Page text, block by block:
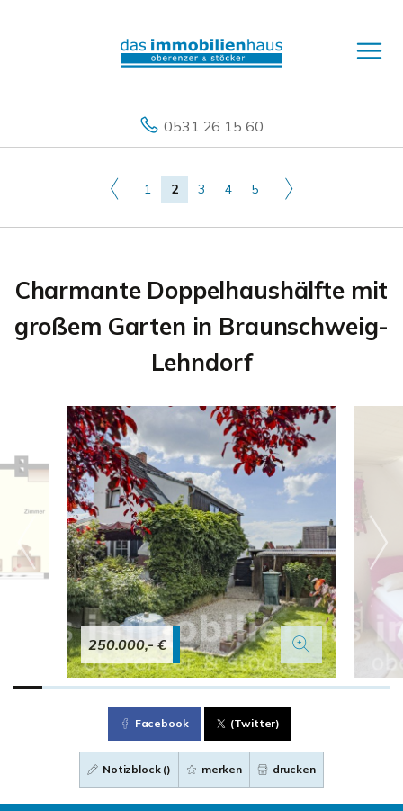
0531 26 15 60
1 2 3 4 5
Charmante Doppelhaushälfte mit
großem Garten in Braunschweig-
Lehndorf
250.000,- €
Facebook (Twitter)
Notizblock () merken drucken